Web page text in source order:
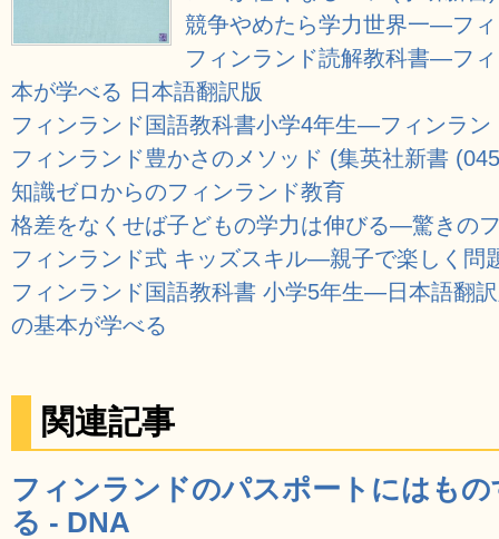
競争やめたら学力世界一―フ
フィンランド読解教科書―フ
本が学べる 日本語翻訳版
フィンランド国語教科書小学4年生―フィンラ
フィンランド豊かさのメソッド (集英社新書
知識ゼロからのフィンランド教育
格差をなくせば子どもの学力は伸びる―驚きの
フィンランド式 キッズスキル―親子で楽しく問
フィンランド国語教科書 小学5年生―日本語翻
の基本が学べる
関連記事
フィンランドのパスポートにはも
る - DNA